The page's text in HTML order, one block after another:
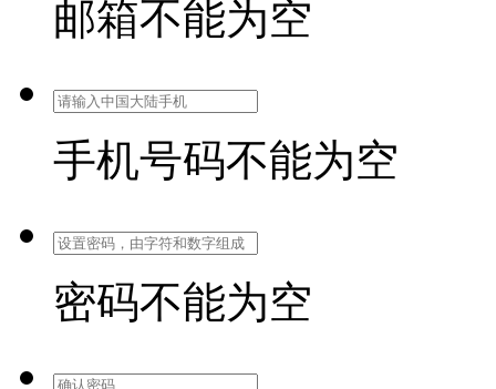
邮箱不能为空
手机号码不能为空
密码不能为空